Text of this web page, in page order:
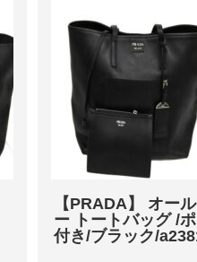
【PRADA】 オー
ー トートバッグ /
付き/ブラック/